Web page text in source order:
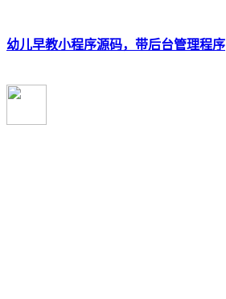
幼儿早教小程序源码，带后台管理程序